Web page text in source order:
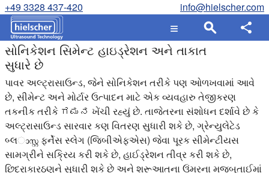
+49 3328 437-420 info@hielscher.com
સોનિકેશન સિમેન્ટ હાઇડ્રેશન અને તાકાત
સુધારે છે
પાવર અલ્ટ્રાસાઉન્ડ, જેને સોનિકેશન તરીકે પણ ઓળખવામાં આવે
છે, સીમેન્ટ અને મોર્ટાર ઉત્પાદન માટે એક વ્યવહારુ તેજીકરણ
તકનીક તરીકે ಗಮನ ખેંચી રહ્યું છે. તાજેતરના સંશોધન દર્શાવે છે કે
અલ્ટ્રાસાઉન્ડ સારવાર કણ વિતરણ સુધારી શકે છે, ગ્રેન્યુલેટેડ
બ્લാസ്റ്റ ફર્નેસ સ્લેગ (જિબીએફએસ) જેવા પૂરક સીમેન્ટીયસ
સામગ્રીને સક્રિય કરી શકે છે, હાઈડ્રેશન તીવ્ર કરી શકે છે,
છિદ્રાકારઠણને સુધારી શકે છે અને શરૂઆતના ઉંમરના મજબૂતાઈમાં